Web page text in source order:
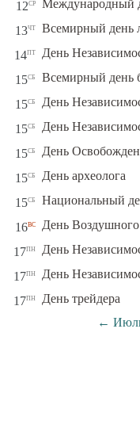
12ср Международный
13чт Всемирный день
14пт День
15сб Всемирный день
15сб День
15сб День
15сб День
15сб День археолога
15сб Национальный
16вс День
17пн День
17пн День
17пн
День трейдера
←